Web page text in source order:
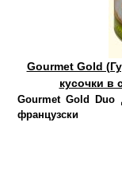
Gourmet Gold
кусочки в
Gourmet Gold Duo
французски